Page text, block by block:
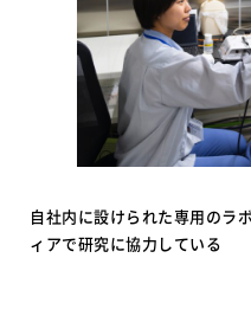
自社内に設けられた専用のラ
ィアで研究に協力している